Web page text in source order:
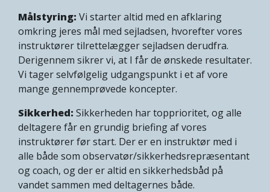
Målstyring: Vi starter altid med en afklaring
omkring jeres mål med sejladsen, hvorefter vores
instruktører tilrettelægger sejladsen derudfra.
Derigennem sikrer vi, at I får de ønskede resultater.
Vi tager selvfølgelig udgangspunkt i et af vore
mange gennemprøvede koncepter.
Sikkerhed: Sikkerheden har topprioritet, og alle
deltagere får en grundig briefing af vores
instruktører før start. Der er en instruktør med i
alle både som observatør/sikkerhedsrepræsentant
og coach, og der er altid en sikkerhedsbåd på
vandet sammen med deltagernes både.